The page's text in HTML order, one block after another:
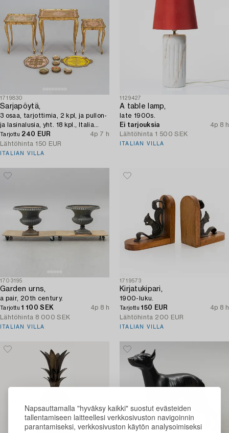
Napsauttamalla "hyväksy kaikki" suostut evästeiden
tallentamiseen laitteellesi verkkosivuston navigoinnin
parantamiseksi, verkkosivuston käytön analysoimiseksi
1719830
Sarjapöytä,
3 osaa, tarjottimia, 2 kpl, ja pullon-
ja lasinalusia, yht. 18 kpl., Italia
1900-luvun puoliväli.
Tarjottu 240 EUR
4p 7 h
Lähtöhinta 150 EUR
ITALIAN VILLA
1129427
A table lamp,
late 1900s.
Ei tarjouksia
4p 8 h
Lähtöhinta 1 500 SEK
ITALIAN VILLA
1703195
Garden urns,
a pair, 20th century.
Tarjottu1 100 SEK
4p 8 h
Lähtöhinta 8 000 SEK
ITALIAN VILLA
1719573
Kirjatukipari,
1900-luku.
Tarjottu150 EUR
4p 8 h
Lähtöhinta 200 EUR
ITALIAN VILLA